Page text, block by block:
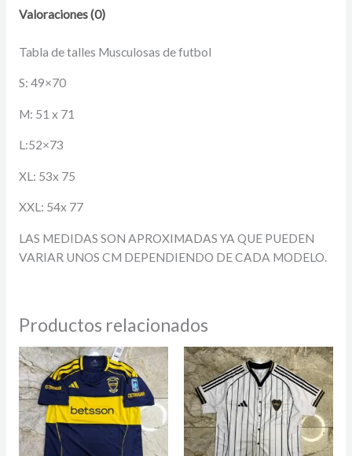
Valoraciones (0)
Tabla de talles Musculosas de futbol
S: 49×70
M: 51 x 71
L:52×73
XL: 53x 75
XXL: 54x 77
LAS MEDIDAS SON APROXIMADAS YA QUE PUEDEN
VARIAR UNOS CM DEPENDIENDO DE CADA MODELO.
Productos relacionados